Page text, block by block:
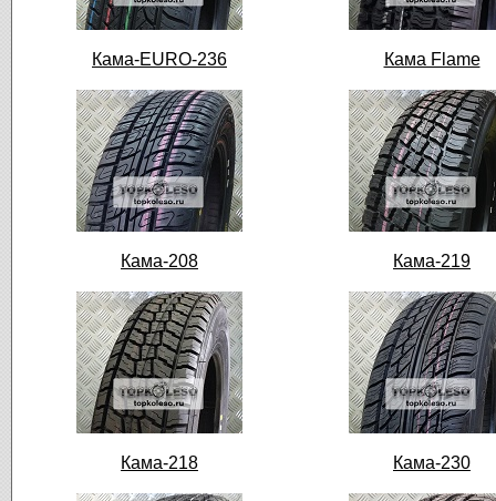
Кама-EURO-236 Кама Flame
Кама-208 Кама-219
Кама-218 Кама-230